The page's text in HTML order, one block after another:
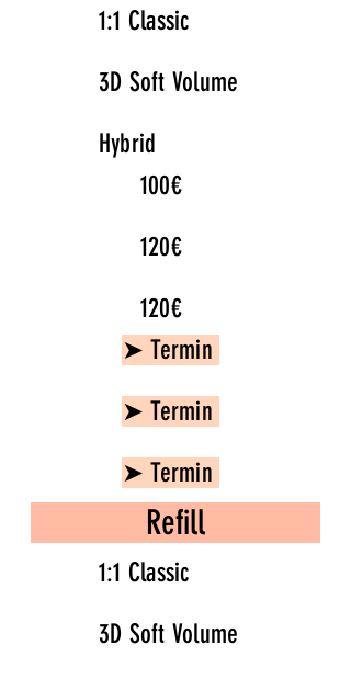
1:1 Classic
3D Soft Volume
Hybrid
100€
120€
120€
➤ Termin
➤ Termin
➤ Termin
Refill
1:1 Classic
3D Soft Volume